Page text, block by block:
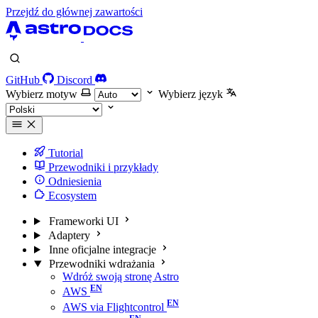
Przejdź do głównej zawartości
GitHub
Discord
Wybierz motyw
Wybierz język
Tutorial
Przewodniki i przykłady
Odniesienia
Ecosystem
Frameworki UI
Adaptery
Inne oficjalne integracje
Przewodniki wdrażania
Wdróż swoją stronę Astro
AWS
AWS via Flightcontrol